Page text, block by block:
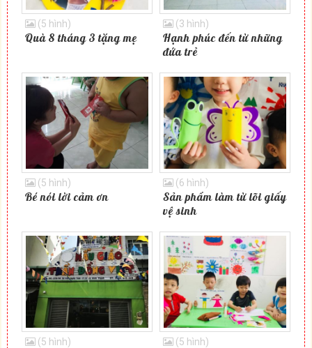
(5 hình)
Quà 8 tháng 3 tặng mẹ
(3 hình)
Hạnh phúc đến từ những
đứa trẻ
(5 hình)
Bé nói lời cảm ơn
(6 hình)
Sản phẩm làm từ lõi giấy
vệ sinh
(5 hình) (5 hình)